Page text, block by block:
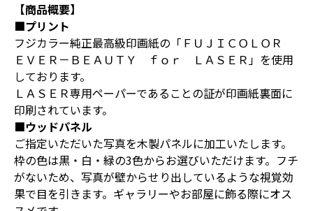
【商品概要】
■プリント
フジカラー純正最高級印画紙の「ＦＵＪＩＣＯＬＯＲ
ＥＶＥＲ－ＢＥＡＵＴＹ ｆｏｒ ＬＡＳＥＲ」を使用
しております。
ＬＡＳＥＲ専用ペーパーであることの証が印画紙裏面に
印刷されています。
■ウッドパネル
ご指定いただいた写真を木製パネルに加工いたします。
枠の色は黒・白・緑の3色からお選びいただけます。フチ
がないため、写真が壁からせり出しているような視覚効
果で目を引きます。ギャラリーやお部屋に飾る際にオス